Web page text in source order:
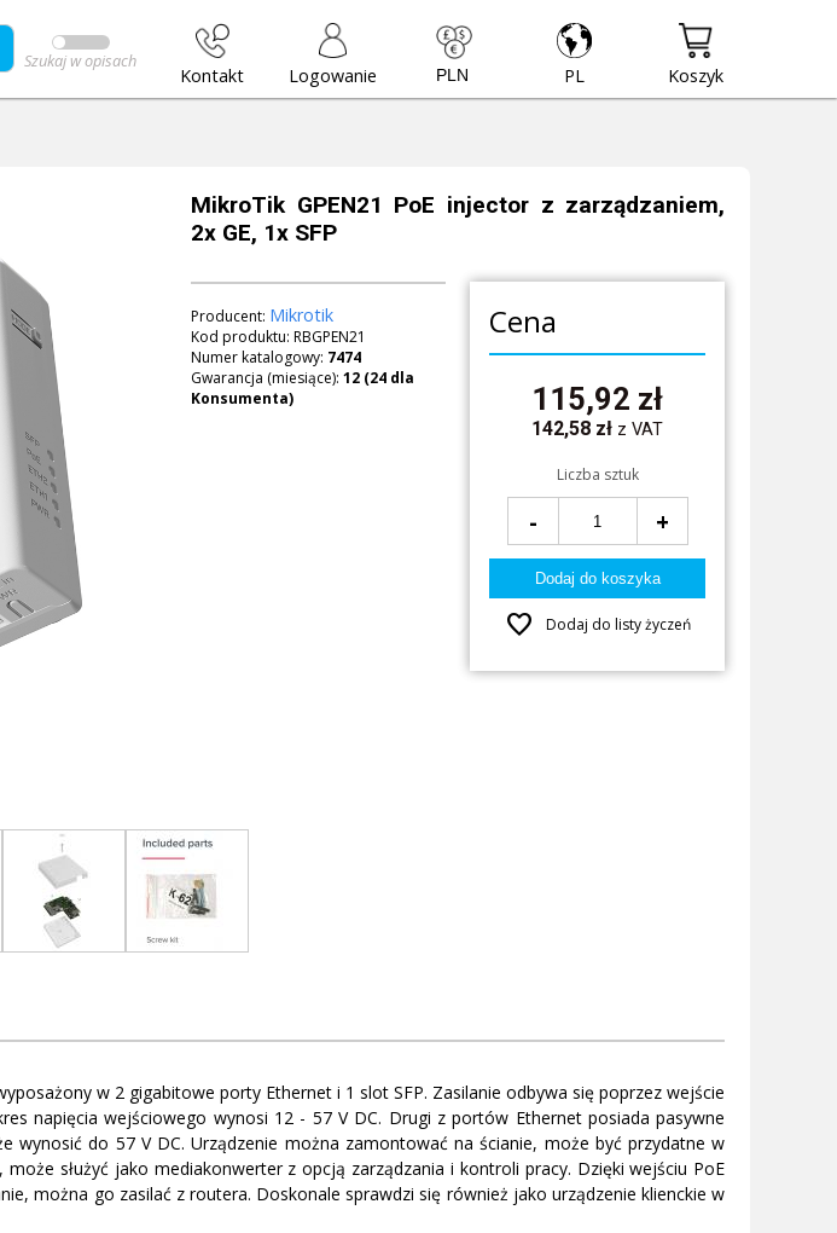
Szukaj w opisach
Kontakt Logowanie PL Koszyk
MikroTik GPEN21 PoE injector z zarządzaniem,
2x GE, 1x SFP
Producent: Mikrotik
Kod produktu:RBGPEN21
Numer katalogowy: 7474
Gwarancja (miesiące):
Cena
115,92 zł
142,58 zł z VAT
Liczba sztuk
- +
favorite Dodaj do listy życzeń
w 2 gigabitowe porty Ethernet i 1 slot SFP. Zasilanie odbywa się poprzez wejście
napięcia wejściowego wynosi 12 - 57 V DC. Drugi z portów Ethernet posiada pasywne
wynosić do 57 V DC. Urządzenie można zamontować na ścianie, może być przydatne w
służyć jako mediakonwerter z opcją zarządzania i kontroli pracy. Dzięki wejściu PoE
można go zasilać z routera. Doskonale sprawdzi się również jako urządzenie klienckie w